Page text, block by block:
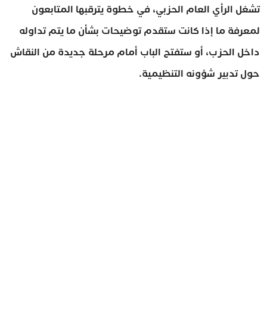
تشغل الرأي العام الحزبي، في خطوة يترقبها المتابعون
لمعرفة ما إذا كانت ستقدم توضيحات بشأن ما يتم تداوله
داخل الحزب، أو ستفتح الباب أمام مرحلة جديدة من النقاش
حول تدبير شؤونه التنظيمية.